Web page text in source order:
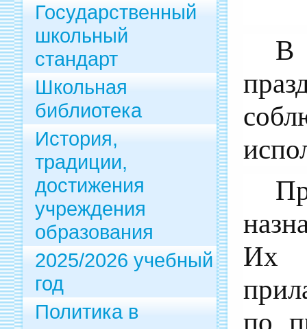
Государственный
школьный
стандарт
Школьная
библиотека
История,
традиции,
достижения
учреждения
образования
2025/2026 учебный
год
Политика в
В
Их
по